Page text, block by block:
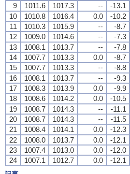
9
1011.6 1017.3 -- -13.1
10
1010.8 1016.4 0.0 -10.2
11
1010.3 1015.9 -- -8.7
12
1009.0 1014.6 -- -7.3
13
1008.1 1013.7 -- -7.8
14
1007.7 1013.3 0.0 -8.7
15
1007.7 1013.3 -- -8.8
16
1008.1 1013.7 -- -9.3
17
1008.3 1013.9 0.0 -9.9
18
1008.6 1014.2 0.0 -10.5
19
1008.7 1014.3 -- -11.1
20
1008.7 1014.3 -- -11.5
21
1008.4 1014.1 0.0 -12.3
22
1008.0 1013.7 0.0 -12.1
23
1007.4 1013.0 0.0 -12.0
24
1007.1 1012.7 0.0 -12.1